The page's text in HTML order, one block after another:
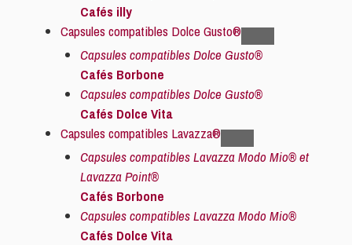
Cafés illy
Capsules compatibles Dolce Gusto®
Capsules compatibles Dolce Gusto®
Cafés Borbone
Capsules compatibles Dolce Gusto®
Cafés Dolce Vita
Capsules compatibles Lavazza®
Capsules compatibles Lavazza Modo Mio® et
Lavazza Point®
Cafés Borbone
Capsules compatibles Lavazza Modo Mio®
Cafés Dolce Vita